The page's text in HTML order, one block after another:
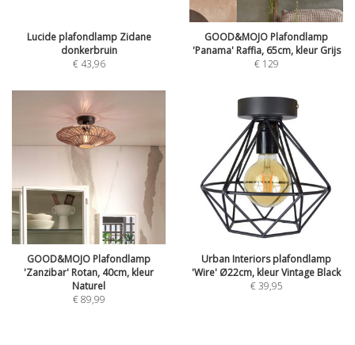
Lucide plafondlamp Zidane
donkerbruin
€43,96
GOOD&MOJO Plafondlamp
'Panama' Raffia, 65cm, kleur Grijs
€ 129
GOOD&MOJO Plafondlamp
'Zanzibar' Rotan, 40cm, kleur
Naturel
€89,99
Urban Interiors plafondlamp
'Wire' Ø22cm, kleur Vintage Black
€39,95